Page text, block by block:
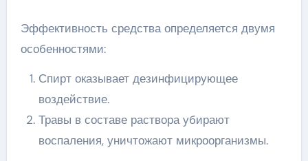
Эффективность средства определяется двумя
особенностями:
Спирт оказывает дезинфицирующее
воздействие.
Травы в составе раствора убирают
воспаления, уничтожают микроорганизмы.